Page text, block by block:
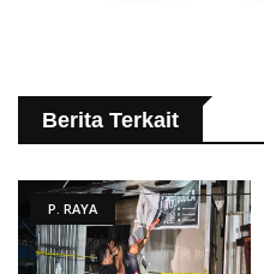
Berita Terkait
P. RAYA